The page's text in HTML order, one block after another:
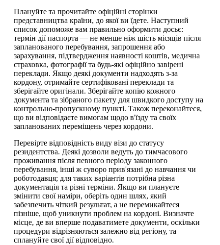
Плануйте та прочитайте офіційні сторінки
представництва країни, до якої ви їдете. Наступний
список допоможе вам правильно оформити досьє:
термін дії паспорта — не менше ніж шість місяців після
запланованого перебування, запрошення або
зарахування, підтвердження наявності коштів, медична
страховка, фотографії та будь-які офіційно завірені
переклади. Якщо деякі документи надходять з-за
кордону, отримайте сертифіковані переклади та
зберігайте оригінали. Зберігайте копію кожного
документа та зібраного пакету для швидкого доступу на
контрольно-пропускному пункті. Також переконайтеся,
що ви відповідаєте вимогам щодо в'їзду та своїх
запланованих переміщень через кордони.
Перевірте відповідність виду візи до статусу
резидентства. Деякі дозволи ведуть до тимчасового
проживання після певного періоду законного
перебування, інші ж суворо прив'язані до навчання чи
роботодавця; для таких варіантів потрібна різна
документація та різні терміни. Якщо ви плануєте
змінити свої наміри, оберіть один шлях, який
забезпечить чіткий результат, а не перемикайтеся
пізніше, щоб уникнути проблем на кордоні. Визначте
місце, де ви вперше подаватимете документи, оскільки
процедури відрізняються залежно від регіону, та
сплануйте свої дії відповідно.